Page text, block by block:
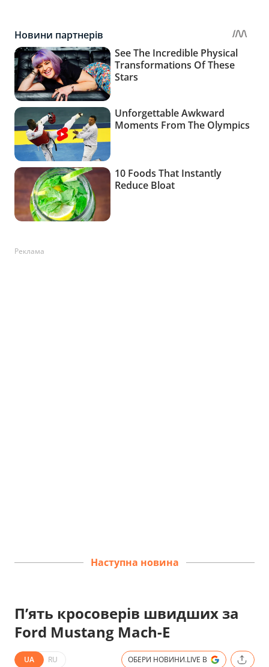
Реклама
Наступна новина
Пʼять кросоверів швидших за
Ford Mustang Mach-E
UA RU ОБЕРИ НОВИНИ.LIVE В